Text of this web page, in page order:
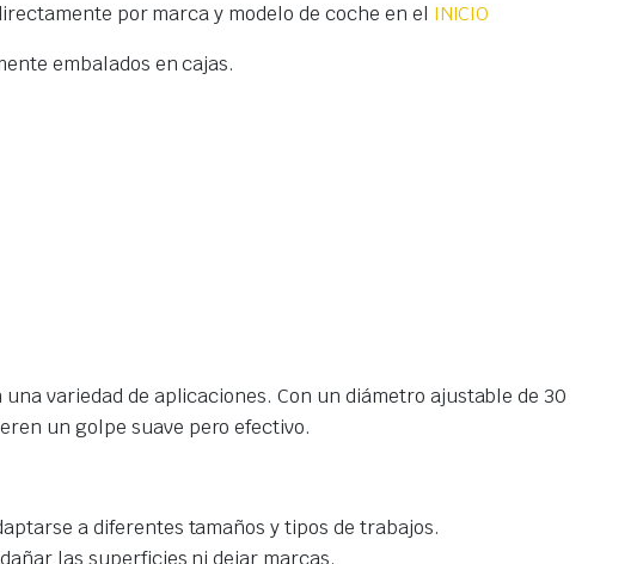
por marca y modelo de coche en el INICIO
embalados en cajas.
variedad de aplicaciones. Con un diámetro ajustable de 30
un golpe suave pero efectivo.
a diferentes tamaños y tipos de trabajos.
las superficies ni dejar marcas.